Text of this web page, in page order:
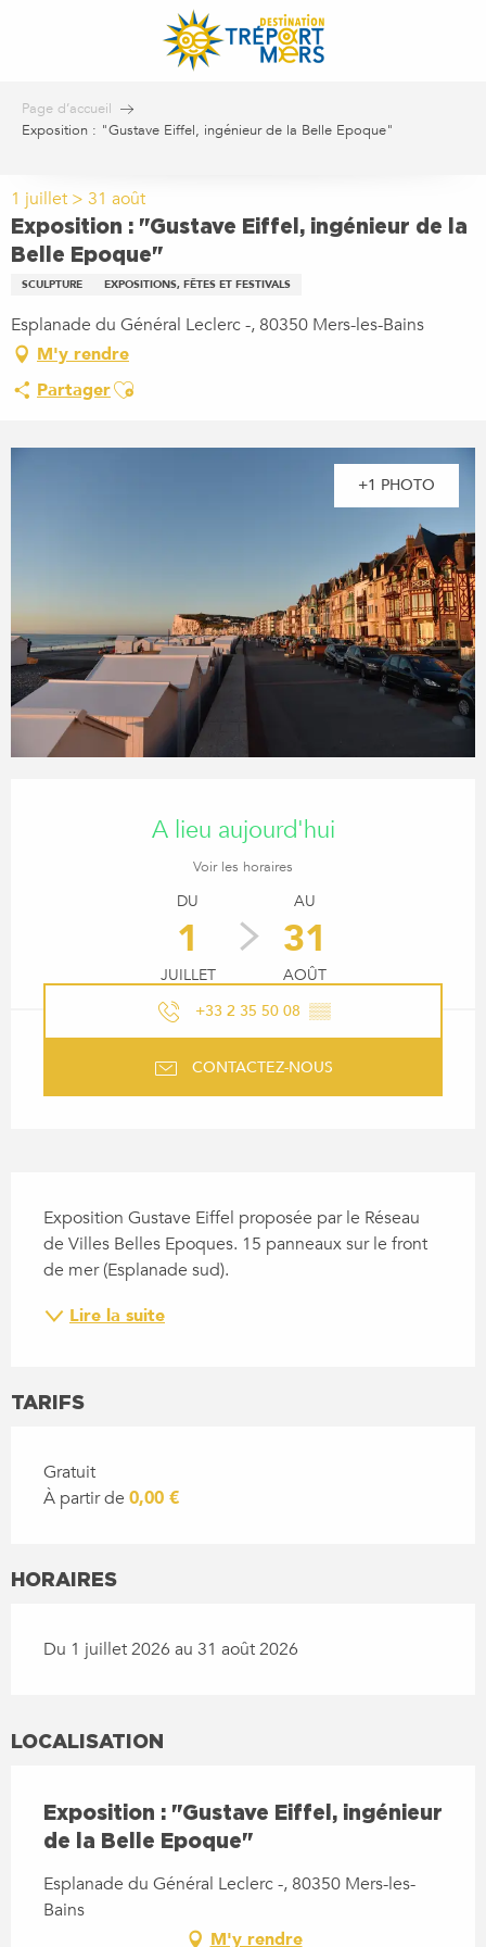
Page d’accueil
Exposition : "Gustave Eiffel, ingénieur de la Belle Epoque"
1 juillet > 31 août
Exposition : "Gustave Eiffel, ingénieur de la
Belle Epoque"
SCULPTURE EXPOSITIONS, FÊTES ET FESTIVALS
Esplanade du Général Leclerc -, 80350 Mers-les-Bains
M'y rendre
PartagerAjouter aux favoris
+1 PHOTO
A lieu aujourd'hui
Voir les horaires
DU
1
JUILLET
AU
31
AOÛT
+33 2 35 50 08 ▒▒
CONTACTEZ-NOUS
Exposition Gustave Eiffel proposée par le Réseau
de Villes Belles Epoques. 15 panneaux sur le front
de mer (Esplanade sud).
Lire la suite
TARIFS
Gratuit
À partir de 0,00 €
HORAIRES
Du 1 juillet 2026 au 31 août 2026
LOCALISATION
Exposition : "Gustave Eiffel, ingénieur
de la Belle Epoque"
Esplanade du Général Leclerc -, 80350 Mers-les-
Bains
M'y rendre